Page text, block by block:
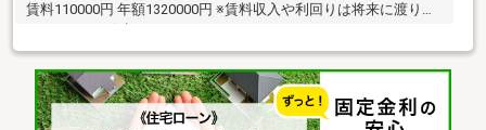
賃料110000円 年額1320000円 ※賃料収入や利回りは将来に渡り得